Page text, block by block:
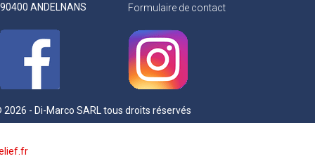
90400 ANDELNANS
Formulaire de contact
2026 - Di-Marco SARL tous droits réservés